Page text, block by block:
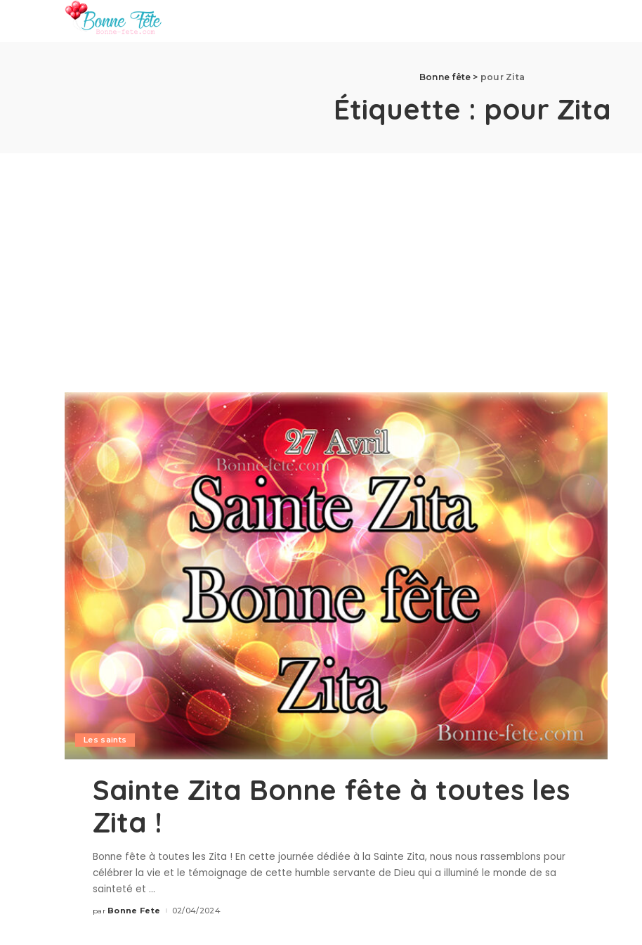
Bonne fête > pour Zita
Étiquette : pour Zita
Les saints
Sainte Zita Bonne fête à toutes les
Zita !
Bonne fête à toutes les Zita ! En cette journée dédiée à la Sainte Zita, nous nous rassemblons pour
célébrer la vie et le témoignage de cette humble servante de Dieu qui a illuminé le monde de sa
sainteté et ...
Publié
par Bonne Fete 02/04/2024